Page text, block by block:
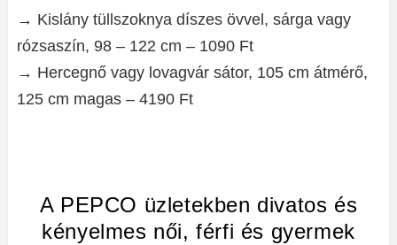
→ Kislány tüllszoknya díszes övvel, sárga vagy
rózsaszín, 98 – 122 cm – 1090 Ft
→ Hercegnő vagy lovagvár sátor, 105 cm átmérő,
125 cm magas – 4190 Ft
A PEPCO üzletekben divatos és
kényelmes női, férfi és gyermek